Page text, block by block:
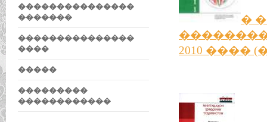
�
2010 ����
���������������
�������
���������������
����
�����
���������
������������